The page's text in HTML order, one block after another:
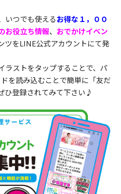
いつでも使えるお得な１，００
お役立ち情報、 おでかけイベン
ツをLINE公式アカウントにて発
ラストをタップすることで、パ
を読み込むことで簡単に「友だ
ひ登録されてみて下さい♪